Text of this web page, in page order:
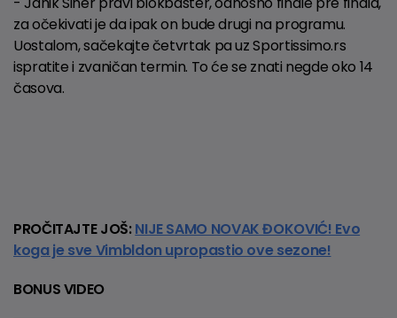
za očekivati je da ipak on bude drugi na programu.
Uostalom, sačekajte četvrtak pa uz Sportissimo.rs
ispratite i zvaničan termin. To će se znati negde oko 14
časova.
PROČITAJTE JOŠ:NIJE SAMO NOVAK ĐOKOVIĆ! Evo
koga je sve Vimbldon upropastio ove sezone!
BONUS VIDEO